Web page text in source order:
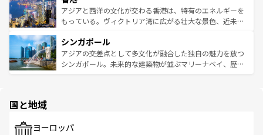
ひ現地で味わいたい。どの地域を訪れてもあたたかい人々
が旅行者を迎えてくれるので、きっと忘れられない旅にな
参照してほしい。
帯で自然と触れ合い、南部ではプーケットやクラビの美し
いビーチでリゾート気分を楽しむことができる。タイ料理
激する。気候は一年中温暖で、どの季節にも異なる楽しみ
が待っている。親しみやすいタイの人々、仏教を中心とし
た文化、そして多様な観光資源が、訪れる旅人を魅了し続
アジアと西洋の文化が交わる香港は、特有のエネルギーを
もっている。ヴィクトリア湾に広がる壮大な景色、近未来
み、どこを訪れても感動するはず。観光スポットが密集し
ており、効率よく見どころを回れるのも魅力。息をのむよ
うな絶景から文化的な体験まで、香港を存分に楽しみ尽く
シンガポール
アジアの交差点として多文化が融合した独自の魅力を放つ
シンガポール。未来的な建築物が並ぶマリーナベイ、歴史
で、ホーカーズは地元の風情を楽しめる外せないスポット
国と地域
ヨーロッパ